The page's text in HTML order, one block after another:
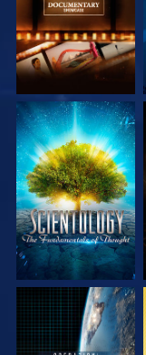
SERIE
ENTDECKEN
ANSEHEN